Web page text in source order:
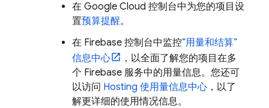
在 Google Cloud 控制台中为您的项目设
置预算提醒。
在 Firebase 控制台中监控“用量和结算”
信息中心
，以全面了解您的项目在多
个 Firebase 服务中的用量信息。您还可
以访问 Hosting 使用量信息中心 ，以了
解更详细的使用情况信息。